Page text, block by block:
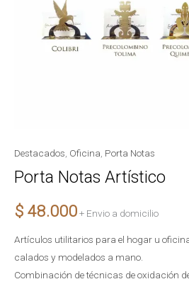
Destacados Oficina Porta Notas
Porta Notas Artístico
$ 48.000+ Envio a domicilio
Artículos utilitarios para el hogar u
calados y modelados a mano.
Combinación de técnicas de oxidación
Porta
Notas
cantidad